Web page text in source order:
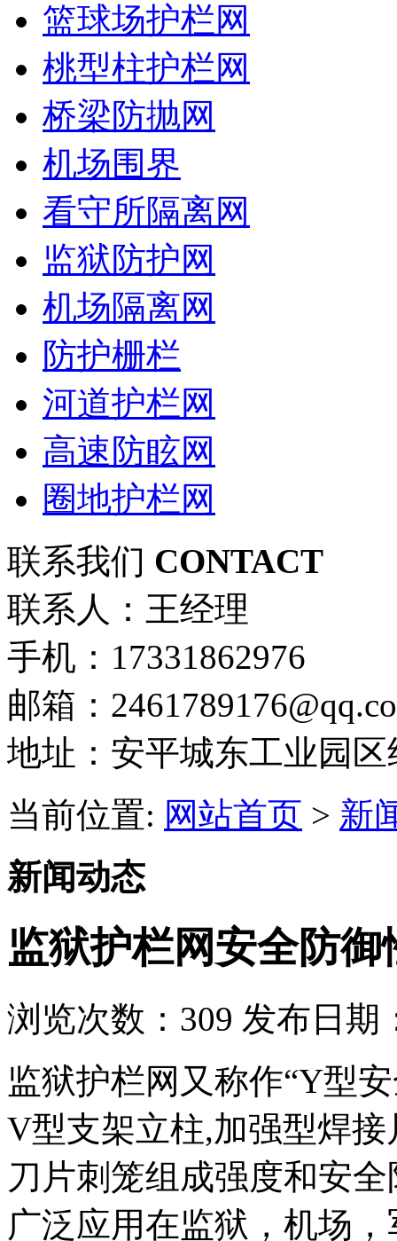
篮球场护栏网
桃型柱护栏网
桥梁防抛网
机场围界
看守所隔离网
监狱防护网
机场隔离网
防护栅栏
河道护栏网
高速防眩网
圈地护栏网
联系我们 CONTACT
联系人：王经理
手机：17331862976
邮箱：
地址：安平城东工业园区
当前位置: 网站首页 > 新
新闻动态
监狱护栏网安全防
浏览次数： 309 发布日期
监狱护栏网又称作“Y型
V型支架立柱,加强型焊
刀片刺笼组成强度和安
广泛应用在监狱，机场